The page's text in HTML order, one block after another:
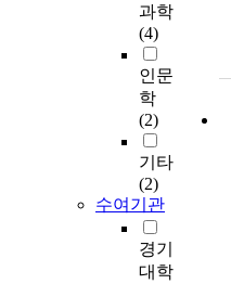
과학
(4)
인문
학
(2)
기타
(2)
수여기관
경기
대학